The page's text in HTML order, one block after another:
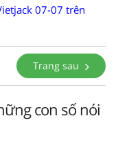
07-07 trên
Trang sau
con số nói